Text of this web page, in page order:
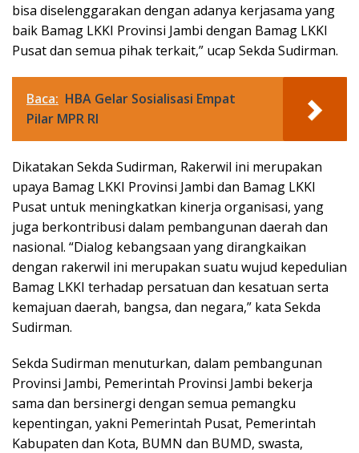
bisa diselenggarakan dengan adanya kerjasama yang
baik Bamag LKKI Provinsi Jambi dengan Bamag LKKI
Pusat dan semua pihak terkait,” ucap Sekda Sudirman.
Baca: HBA Gelar Sosialisasi Empat
Pilar MPR RI
Dikatakan Sekda Sudirman, Rakerwil ini merupakan
upaya Bamag LKKI Provinsi Jambi dan Bamag LKKI
Pusat untuk meningkatkan kinerja organisasi, yang
juga berkontribusi dalam pembangunan daerah dan
nasional. “Dialog kebangsaan yang dirangkaikan
dengan rakerwil ini merupakan suatu wujud kepedulian
Bamag LKKI terhadap persatuan dan kesatuan serta
kemajuan daerah, bangsa, dan negara,” kata Sekda
Sudirman.
Sekda Sudirman menuturkan, dalam pembangunan
Provinsi Jambi, Pemerintah Provinsi Jambi bekerja
sama dan bersinergi dengan semua pemangku
kepentingan, yakni Pemerintah Pusat, Pemerintah
Kabupaten dan Kota, BUMN dan BUMD, swasta,